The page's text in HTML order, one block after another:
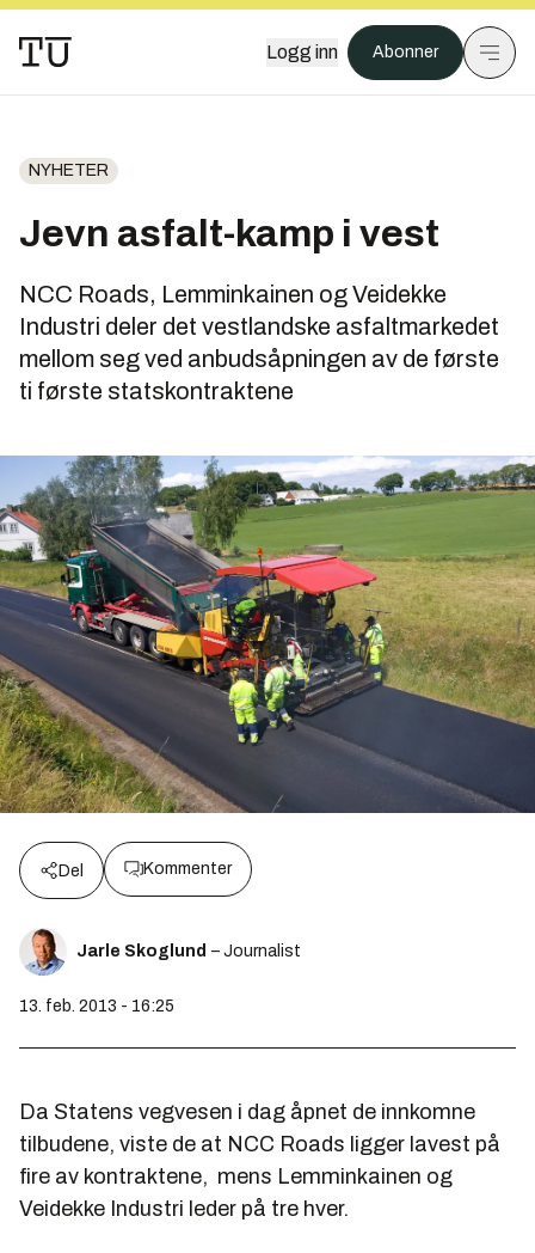
Logg inn Abonner
NYHETER
Jevn asfalt-kamp i vest
NCC Roads, Lemminkainen og Veidekke
Industri deler det vestlandske asfaltmarkedet
mellom seg ved anbudsåpningen av de første
ti første statskontraktene
Del Kommenter
Jarle Skoglund – Journalist
13. feb. 2013 - 16:25
Da Statens vegvesen i dag åpnet de innkomne
tilbudene, viste de at NCC Roads ligger lavest på
fire av kontraktene, mens Lemminkainen og
Veidekke Industri leder på tre hver.